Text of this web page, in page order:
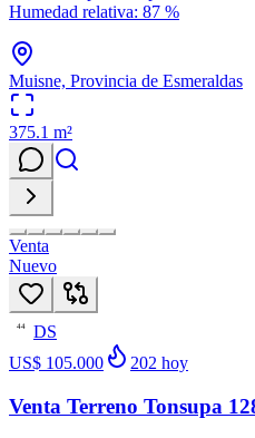
Humedad relativa: 87 %
Muisne, Provincia de Esmeraldas
375.1 m²
Venta
Nuevo
44
DS
US$ 105.000
202 hoy
Venta Terreno Tonsupa